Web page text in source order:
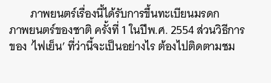
ภาพยนตร์เรื่องนี้ได้รับการขึ้นทะเบียนมรดก
ภาพยนตร์ของชาติ ครั้งที่ 1 ในปีพ.ศ. 2554 ส่วนวิธีการ
ของ ‘ไฟเย็น’ ที่ว่านี้จะเป็นอย่างไร ต้องไปติดตามชม